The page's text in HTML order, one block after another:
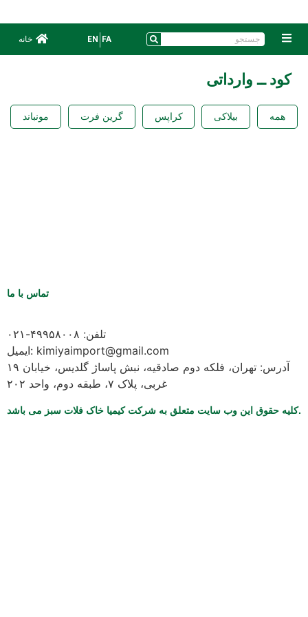
FA
|
EN خانه
کود ــ وارداتی
همه بیلاکی کراپس گرین فرت مونباند
تماس با ما
تلفن: ۴۹۹۵۸۰۰۸-۰۲۱
ایمیل: kimiyaimport@gmail.com
آدرس: تهران، فلکه دوم صادقیه، نبش پاساژ گلدیس، خیابان ۱۹
غربی، پلاک ۷، طبقه دوم، واحد ۲۰۲
کلیه حقوق این وب سایت متعلق به شرکت کیمیا خاک فلات سبز می باشد.